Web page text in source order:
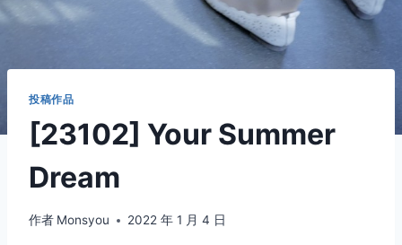
投稿作品
[23102] Your Summer
Dream
作者 Monsyou 2022 年 1 月 4 日